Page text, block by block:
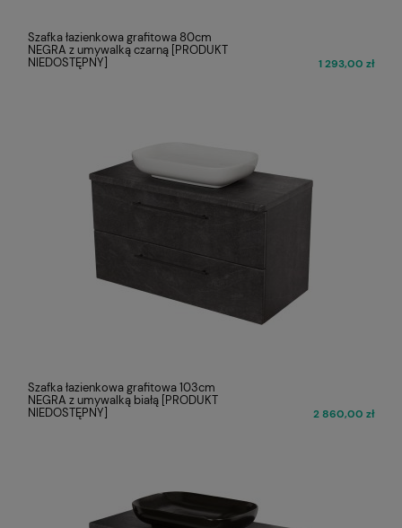
Szafka łazienkowa grafitowa 80cm
NEGRA z umywalką czarną [PRODUKT
NIEDOSTĘPNY]
1 293,00 zł
Szafka łazienkowa grafitowa 103cm
NEGRA z umywalką białą [PRODUKT
NIEDOSTĘPNY]
2 860,00 zł